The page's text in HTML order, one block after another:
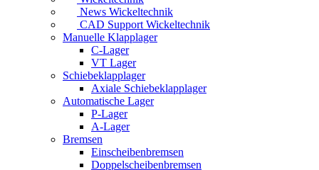
News Wickeltechnik
CAD Support Wickeltechnik
Manuelle Klapplager
C-Lager
VT Lager
Schiebeklapplager
Axiale Schiebeklapplager
Automatische Lager
P-Lager
A-Lager
Bremsen
Einscheibenbremsen
Doppelscheibenbremsen